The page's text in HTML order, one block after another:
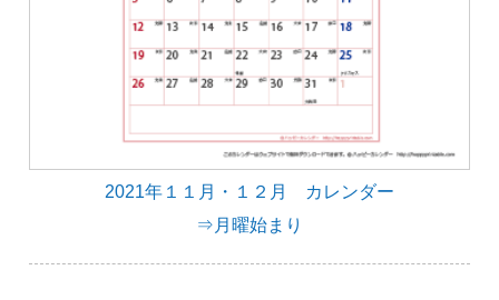
2021年１１月・１２月 カレンダー
⇒月曜始まり